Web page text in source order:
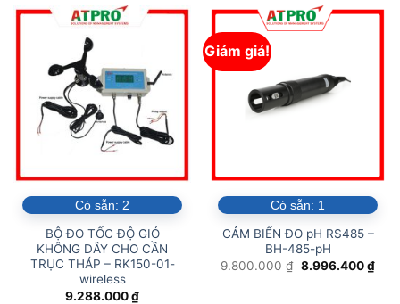
9.455.400
Có sẵn: 2
BỘ ĐO TỐC ĐỘ GIÓ
KHÔNG DÂY CHO CẦN
TRỤC THÁP – RK150-01-
wireless
9.288.000₫
Giảm giá!
Có sẵn: 1
CẢM BIẾN ĐO pH RS485 –
BH-485-pH
9.800.000₫ Giá
gốc
8.996.400₫Giá
hiện